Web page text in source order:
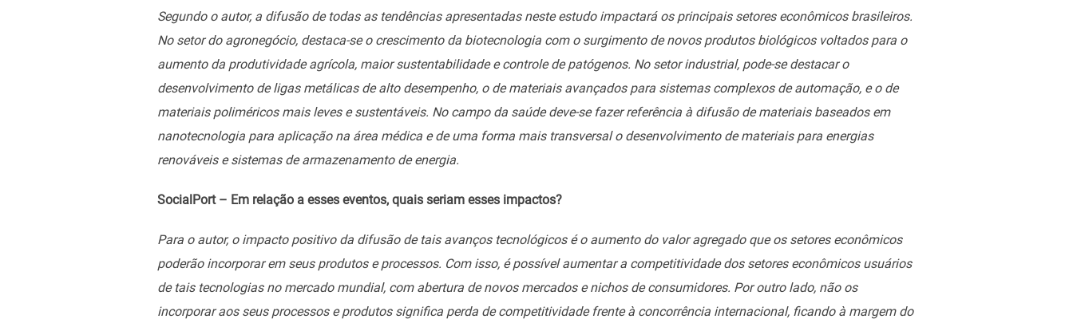
Segundo o autor, a difusão de todas as tendências apresentadas neste estudo impactará os principais setores econômicos brasileiros.
No setor do agronegócio, destaca-se o crescimento da biotecnologia com o surgimento de novos produtos biológicos voltados para o
aumento da produtividade agrícola, maior sustentabilidade e controle de patógenos. No setor industrial, pode-se destacar o
desenvolvimento de ligas metálicas de alto desempenho, o de materiais avançados para sistemas complexos de automação, e o de
materiais poliméricos mais leves e sustentáveis. No campo da saúde deve-se fazer referência à difusão de materiais baseados em
nanotecnologia para aplicação na área médica e de uma forma mais transversal o desenvolvimento de materiais para energias
renováveis e sistemas de armazenamento de energia.
SocialPort – Em relação a esses eventos, quais seriam esses impactos?
Para o autor, o impacto positivo da difusão de tais avanços tecnológicos é o aumento do valor agregado que os setores econômicos
poderão incorporar em seus produtos e processos. Com isso, é possível aumentar a competitividade dos setores econômicos usuários
de tais tecnologias no mercado mundial, com abertura de novos mercados e nichos de consumidores. Por outro lado, não os
incorporar aos seus processos e produtos significa perda de competitividade frente à concorrência internacional, ficando à margem do